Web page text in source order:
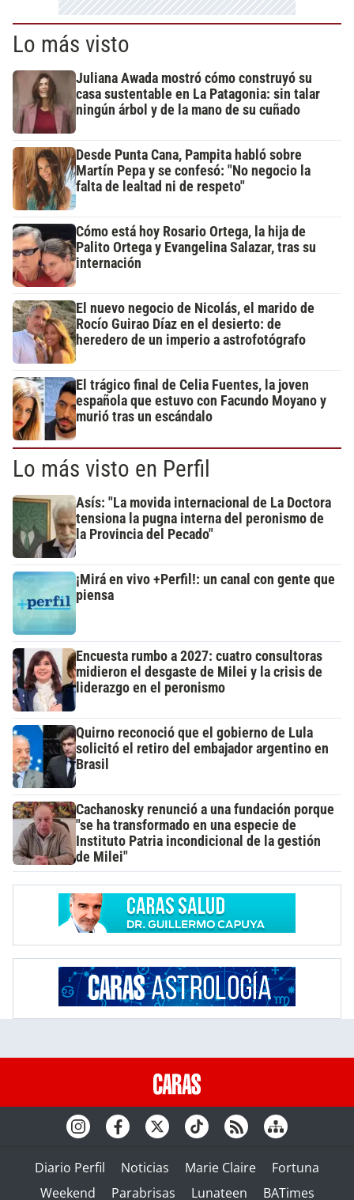
Lo más visto
Juliana Awada mostró cómo construyó su
casa sustentable en La Patagonia: sin talar
ningún árbol y de la mano de su cuñado
Desde Punta Cana, Pampita habló sobre
Martín Pepa y se confesó: "No negocio la
falta de lealtad ni de respeto"
Cómo está hoy Rosario Ortega, la hija de
Palito Ortega y Evangelina Salazar, tras su
internación
El nuevo negocio de Nicolás, el marido de
Rocío Guirao Díaz en el desierto: de
heredero de un imperio a astrofotógrafo
El trágico final de Celia Fuentes, la joven
española que estuvo con Facundo Moyano y
murió tras un escándalo
Lo más visto en Perfil
Asís: "La movida internacional de La Doctora
tensiona la pugna interna del peronismo de
la Provincia del Pecado"
¡Mirá en vivo +Perfil!: un canal con gente que
piensa
Encuesta rumbo a 2027: cuatro consultoras
midieron el desgaste de Milei y la crisis de
liderazgo en el peronismo
Quirno reconoció que el gobierno de Lula
solicitó el retiro del embajador argentino en
Brasil
Cachanosky renunció a una fundación porque
"se ha transformado en una especie de
Instituto Patria incondicional de la gestión
de Milei"
Diario Perfil Noticias Marie Claire
Fortuna
Weekend
Parabrisas Lunateen BATimes